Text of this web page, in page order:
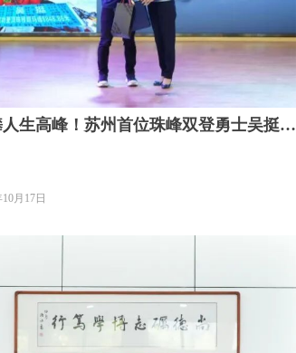
人生高峰！苏州首位珠峰双登勇士吴挺为
月17日